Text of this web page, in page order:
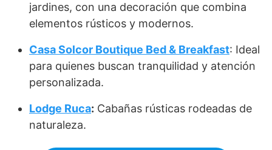
jardines, con una decoración que combina
elementos rústicos y modernos.
Casa Solcor Boutique Bed & Breakfast: Ideal
para quienes buscan tranquilidad y atención
personalizada.
Lodge Ruca: Cabañas rústicas rodeadas de
naturaleza.